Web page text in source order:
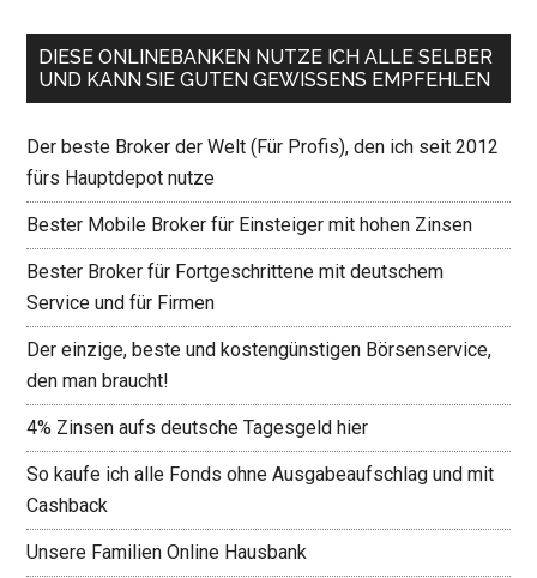
DIESE ONLINEBANKEN NUTZE ICH ALLE SELBER
UND KANN SIE GUTEN GEWISSENS EMPFEHLEN
Der beste Broker der Welt (Für Profis), den ich seit 2012
fürs Hauptdepot nutze
Bester Mobile Broker für Einsteiger mit hohen Zinsen
Bester Broker für Fortgeschrittene mit deutschem
Service und für Firmen
Der einzige, beste und kostengünstigen Börsenservice,
den man braucht!
4% Zinsen aufs deutsche Tagesgeld hier
So kaufe ich alle Fonds ohne Ausgabeaufschlag und mit
Cashback
Unsere Familien Online Hausbank